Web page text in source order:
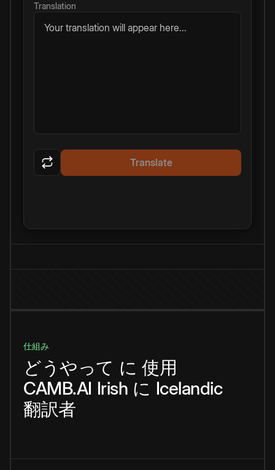
Translation
Your translation will appear here...
Translate
仕組み
どうやって に 使用
CAMB.AI Irish に Icelandic
翻訳者